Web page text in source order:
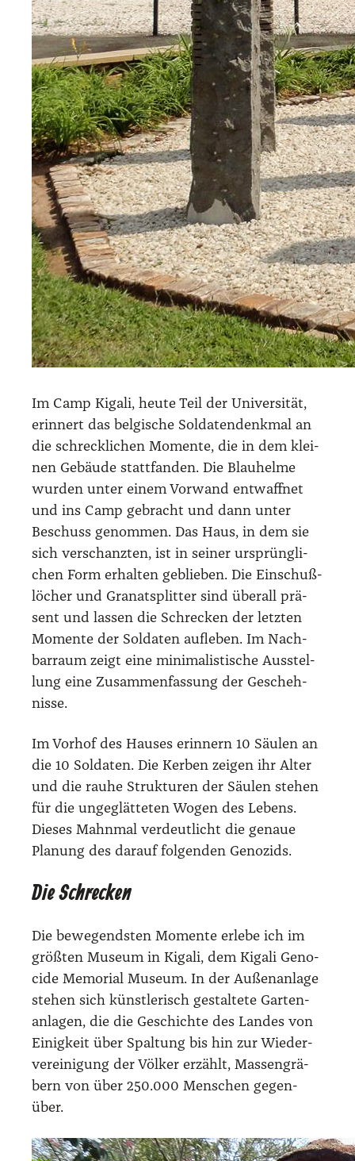
Im Camp Kiga­li, heu­te Teil der Uni­ver­si­tät,
erin­nert das bel­gi­sche Sol­da­ten­denk­mal an
die schreck­li­chen Momen­te, die in dem klei­
nen Gebäu­de statt­fan­den. Die Blau­hel­me
wur­den unter einem Vor­wand ent­waff­net
und ins Camp gebracht und dann unter
Beschuss genom­men. Das Haus, in dem sie
sich ver­schanz­ten, ist in sei­ner ursprüng­li­
chen Form erhal­ten geblie­ben. Die Ein­schuß­
lö­cher und Gra­nat­split­ter sind über­all prä­
sent und las­sen die Schre­cken der letz­ten
Momen­te der Sol­da­ten auf­le­ben. Im Nach­
bar­raum zeigt eine mini­ma­lis­ti­sche Aus­stel­
lung eine Zusam­men­fas­sung der Gescheh­
nis­se.
Im Vor­hof des Hau­ses erin­nern 10 Säu­len an
die 10 Sol­da­ten. Die Ker­ben zei­gen ihr Alter
und die rau­he Struk­tu­ren der Säu­len ste­hen
für die unge­glät­te­ten Wogen des Lebens.
Die­ses Mahn­mal ver­deut­licht die genaue
Pla­nung des dar­auf fol­gen­den Geno­zids.
Die Schrecken
Die bewe­gends­ten Momen­te erle­be ich im
größ­ten Muse­um in Kiga­li, dem Kiga­li Geno­
ci­de Memo­ri­al Muse­um. In der Außen­an­la­ge
ste­hen sich künst­le­risch gestal­te­te Gar­ten­
an­la­gen, die die Geschich­te des Lan­des von
Einig­keit über Spal­tung bis hin zur Wie­der­
ver­ei­ni­gung der Völ­ker erzählt, Mas­sen­grä­
bern von über 250.000 Men­schen gegen­
über.